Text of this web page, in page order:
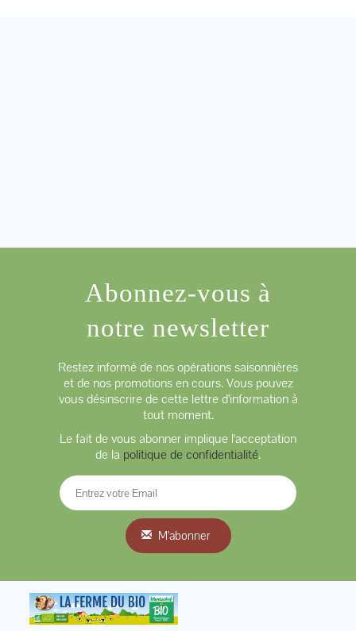
Abonnez-vous à
notre newsletter
Restez informé de nos opérations saisonnières
et de nos promotions en cours. Vous pouvez
vous désinscrire de cette lettre d'information à
tout moment.
Le fait de vous abonner implique l'acceptation
de la politique de confidentialité.
M'abonner